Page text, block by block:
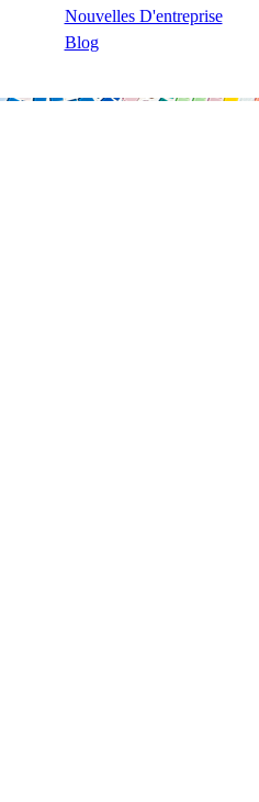
Nouvelles D'entreprise
Blog